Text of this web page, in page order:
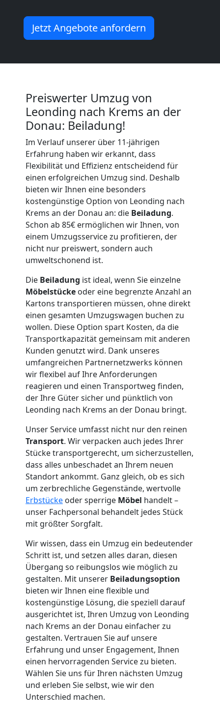
Jetzt Angebote anfordern
Preiswerter Umzug von
Leonding nach Krems an der
Donau: Beiladung!
Im Verlauf unserer über 11-jährigen
Erfahrung haben wir erkannt, dass
Flexibilität und Effizienz entscheidend für
einen erfolgreichen Umzug sind. Deshalb
bieten wir Ihnen eine besonders
kostengünstige Option von Leonding nach
Krems an der Donau an: die Beiladung.
Schon ab 85€ ermöglichen wir Ihnen, von
einem Umzugsservice zu profitieren, der
nicht nur preiswert, sondern auch
umweltschonend ist.
Die Beiladung ist ideal, wenn Sie einzelne
Möbelstücke oder eine begrenzte Anzahl an
Kartons transportieren müssen, ohne direkt
einen gesamten Umzugswagen buchen zu
wollen. Diese Option spart Kosten, da die
Transportkapazität gemeinsam mit anderen
Kunden genutzt wird. Dank unseres
umfangreichen Partnernetzwerks können
wir flexibel auf Ihre Anforderungen
reagieren und einen Transportweg finden,
der Ihre Güter sicher und pünktlich von
Leonding nach Krems an der Donau bringt.
Unser Service umfasst nicht nur den reinen
Transport. Wir verpacken auch jedes Ihrer
Stücke transportgerecht, um sicherzustellen,
dass alles unbeschadet an Ihrem neuen
Standort ankommt. Ganz gleich, ob es sich
um zerbrechliche Gegenstände, wertvolle
Erbstücke oder sperrige Möbel handelt –
unser Fachpersonal behandelt jedes Stück
mit größter Sorgfalt.
Wir wissen, dass ein Umzug ein bedeutender
Schritt ist, und setzen alles daran, diesen
Übergang so reibungslos wie möglich zu
gestalten. Mit unserer Beiladungsoption
bieten wir Ihnen eine flexible und
kostengünstige Lösung, die speziell darauf
ausgerichtet ist, Ihren Umzug von Leonding
nach Krems an der Donau einfacher zu
gestalten. Vertrauen Sie auf unsere
Erfahrung und unser Engagement, Ihnen
einen hervorragenden Service zu bieten.
Wählen Sie uns für Ihren nächsten Umzug
und erleben Sie selbst, wie wir den
Unterschied machen.
Leonding
LKW
Möbellift
Leonding
Übersiedlung
Leonding
Klaviertransport
Leonding
Privatumzug
Leonding
Tresortransport
Leonding
Umzug
für
Senioren
Leonding
Fernumzug
Leonding
Firmenumzug